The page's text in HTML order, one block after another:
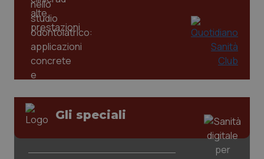
Gli speciali
CookieScriptConsent
CookieScript
www.quotidianosanita.it